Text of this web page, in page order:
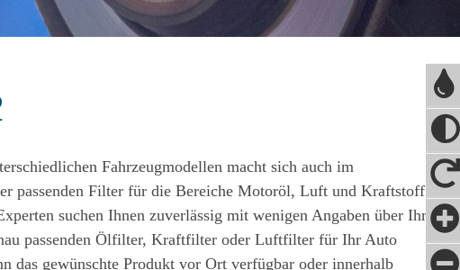
Fahrzeugmodellen macht sich auch im
passenden Filter für die Bereiche Motoröl, Luft und Kraftstoff
suchen Ihnen zuverlässig mit wenigen Angaben über Ihren
passenden Ölfilter, Kraftfilter oder Luftfilter für Ihr Auto
das gewünschte Produkt vor Ort verfügbar oder innerhalb